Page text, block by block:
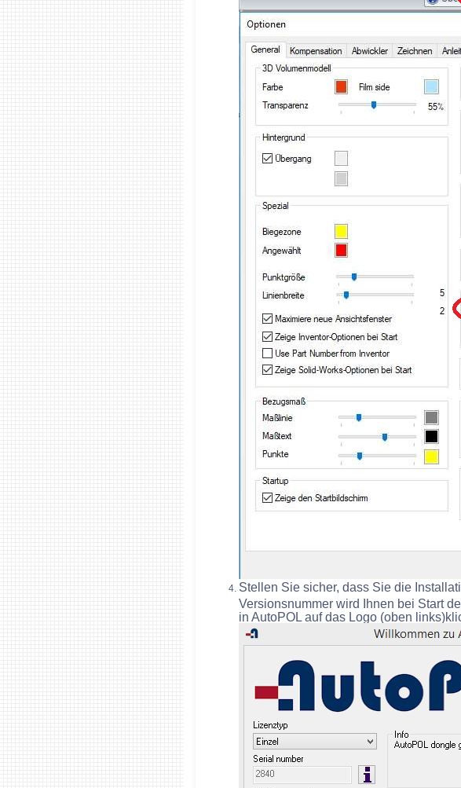
Stellen Sie sicher, dass Sie die
Versionsnummer wird Ihnen bei Start
in AutoPOL auf das Logo (oben